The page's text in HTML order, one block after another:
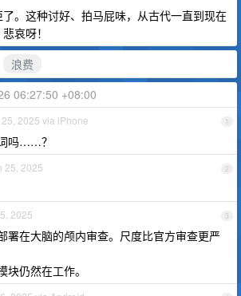
。这种讨好、拍马屁味，从古代一直到现在
哀呀！
浪费
06:27:50 +08:00
1
2025 via iPhone
吗……？
2
25, 2025
3
2025
署在大脑的颅内审查。尺度比官方审查更严
仍然在工作。